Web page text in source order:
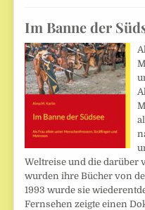
Im Banne der
Weltreise und die darüber
wurden ihre Bücher von
1993 wurde sie
Fernsehen zeigte einen